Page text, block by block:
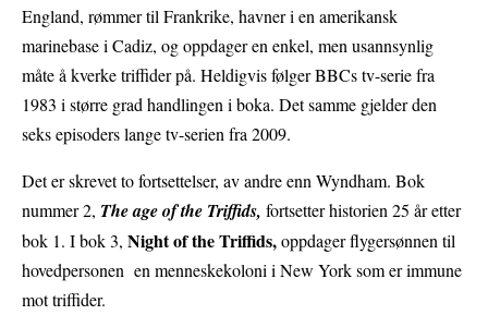
England, rømmer til Frankrike, havner i en amerikansk
marinebase i Cadiz, og oppdager en enkel, men usannsynlig
måte å kverke triffider på. Heldigvis følger BBCs tv-serie fra
1983 i større grad handlingen i boka. Det samme gjelder den
seks episoders lange tv-serien fra 2009.
Det er skrevet to fortsettelser, av andre enn Wyndham. Bok
nummer 2, The age of the Triffids, fortsetter historien 25 år etter
bok 1. I bok 3, Night of the Triffids,oppdager flygersønnen til
hovedpersonen en menneskekoloni i New York som er immune
mot triffider.